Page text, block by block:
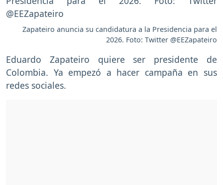
Zapateiro anuncia su candidatura a la Presidencia para el
2026. Foto: Twitter @EEZapateiro
Eduardo Zapateiro quiere ser presidente de
Colombia. Ya empezó a hacer campaña en sus
redes sociales.